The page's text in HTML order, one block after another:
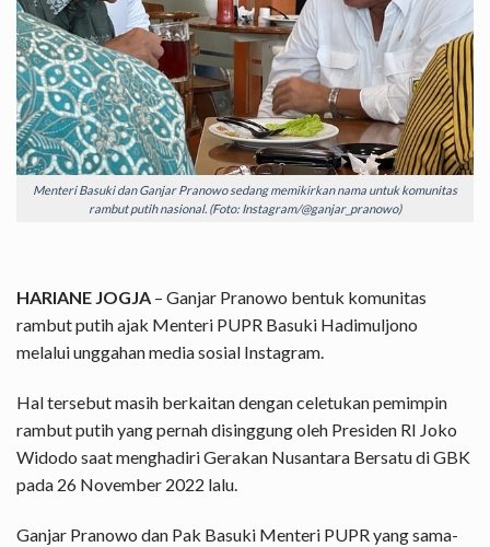
Menteri Basuki dan Ganjar Pranowo sedang memikirkan nama untuk komunitas
rambut putih nasional. (Foto: Instagram/@ganjar_pranowo)
HARIANE JOGJA – Ganjar Pranowo bentuk komunitas
rambut putih ajak Menteri PUPR Basuki Hadimuljono
melalui unggahan media sosial Instagram.
Hal tersebut masih berkaitan dengan celetukan pemimpin
rambut putih yang pernah disinggung oleh Presiden RI Joko
Widodo saat menghadiri Gerakan Nusantara Bersatu di GBK
pada 26 November 2022 lalu.
Ganjar Pranowo dan Pak Basuki Menteri PUPR yang sama-